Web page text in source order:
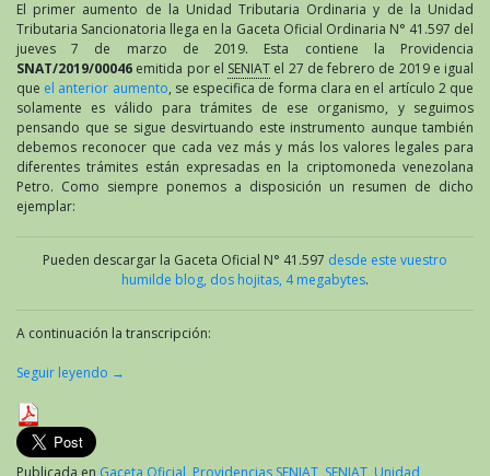
El primer aumento de la Unidad Tributaria Ordinaria y de la Unidad
Tributaria Sancionatoria llega en la Gaceta Oficial Ordinaria N° 41.597 del
jueves 7 de marzo de 2019. Esta contiene la Providencia
SNAT/2019/00046 emitida por el SENIAT el 27 de febrero de 2019 e igual
que el anterior aumento, se especifica de forma clara en el artículo 2 que
solamente es válido para trámites de ese organismo, y seguimos
pensando que se sigue desvirtuando este instrumento aunque también
debemos reconocer que cada vez más y más los valores legales para
diferentes trámites están expresadas en la criptomoneda venezolana
Petro. Como siempre ponemos a disposición un resumen de dicho
ejemplar:
Pueden descargar la Gaceta Oficial N° 41.597 desde este vuestro
humilde blog, dos hojitas, 4 megabytes.
A continuación la transcripción:
Seguir leyendo →